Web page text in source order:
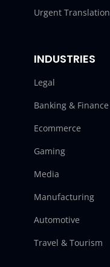
Urgent Translation
INDUSTRIES
Legal
Banking & Finance
Ecommerce
Gaming
Media
Manufacturing
Automotive
Travel & Tourism